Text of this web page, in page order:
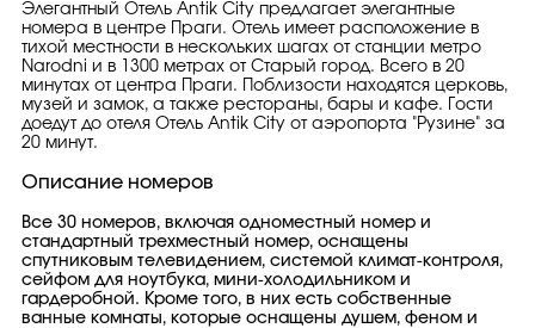
Элегантный Отель Antik City предлагает элегантные
номера в центре Праги. Отель имеет расположение в
тихой местности в нескольких шагах от станции метро
Narodni и в 1300 метрах от Старый город. Всего в 20
минутах от центра Праги. Поблизости находятся церковь,
музей и замок, а также рестораны, бары и кафе. Гости
доедут до отеля Отель Antik City от аэропорта "Рузине" за
20 минут.
Описание номеров
Все 30 номеров, включая одноместный номер и
стандартный трехместный номер, оснащены
спутниковым телевидением, системой климат-контроля,
сейфом для ноутбука, мини-холодильником и
гардеробной. Кроме того, в них есть собственные
ванные комнаты, которые оснащены душем, феном и